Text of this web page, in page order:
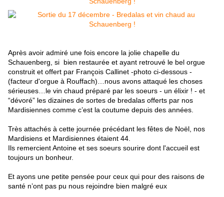
Après avoir admiré une fois encore la jolie chapelle du
Schauenberg, si bien restaurée et ayant retrouvé le bel orgue
construit et offert par François Callinet -photo ci-dessous -
(facteur d'orgue à Rouffach)…nous avons attaqué les choses
sérieuses…le vin chaud préparé par les soeurs - un élixir ! - et
“dévoré” les dizaines de sortes de bredalas offerts par nos
Mardisiennes comme c’est la coutume depuis des années.
Très attachés à cette journée précédant les fêtes de Noël, nos
Mardisiens et Mardisiennes étaient 44.
Ils remercient Antoine et ses soeurs sourire dont l'accueil est
toujours un bonheur.
Et ayons une petite pensée pour ceux qui pour des raisons de
santé n’ont pas pu nous rejoindre bien malgré eux